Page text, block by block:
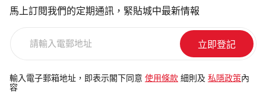
馬上訂閱我們的定期通訊，緊貼城中最新情報
電
郵
輸入電子郵箱地址，即表示閣下同意 使用條款 細則及 私隱政策 內
容